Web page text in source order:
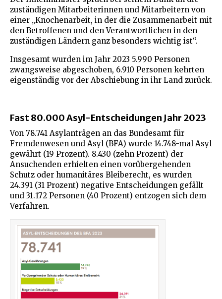
zuständigen Mitarbeiterinnen und Mitarbeitern von
einer „Knochenarbeit, in der die Zusammenarbeit mit
den Betroffenen und den Verantwortlichen in den
zuständigen Ländern ganz besonders wichtig ist“.
Insgesamt wurden im Jahr 2023 5.990 Personen
zwangsweise abgeschoben, 6.910 Personen kehrten
eigenständig vor der Abschiebung in ihr Land zurück.
Fast 80.000 Asyl-Entscheidungen Jahr 2023
Von 78.741 Asylanträgen an das Bundesamt für
Fremdenwesen und Asyl (BFA) wurde 14.748-mal Asyl
gewährt (19 Prozent). 8.430 (zehn Prozent) der
Ansuchenden erhielten einen vorübergehenden
Schutz oder humanitäres Bleiberecht, es wurden
24.391 (31 Prozent) negative Entscheidungen gefällt
und 31.172 Personen (40 Prozent) entzogen sich dem
Verfahren.